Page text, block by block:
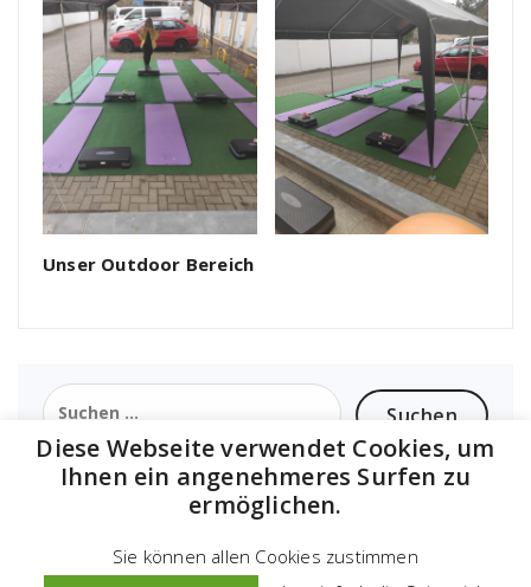
Unser Outdoor Bereich
Suchen
nach:
Diese Webseite verwendet Cookies, um
Ihnen ein angenehmeres Surfen zu
ermöglichen.
Sie können allen Cookies zustimmen